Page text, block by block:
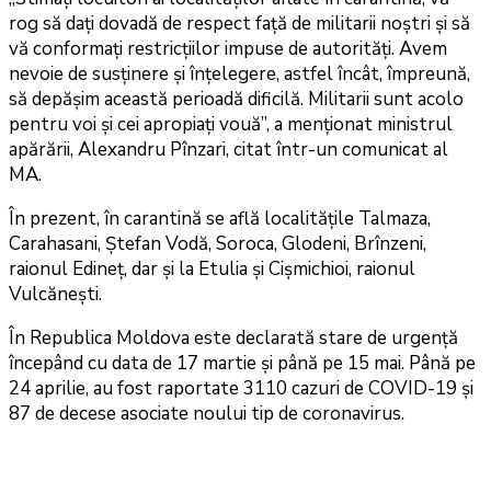
rog să dați dovadă de respect față de militarii noștri și să
vă conformați restricțiilor impuse de autorități. Avem
nevoie de susținere și înțelegere, astfel încât, împreună,
să depășim această perioadă dificilă. Militarii sunt acolo
pentru voi și cei apropiați vouă”, a menționat ministrul
apărării, Alexandru Pînzari, citat într-un comunicat al
MA.
În prezent, în carantină se află localitățile Talmaza,
Carahasani, Ștefan Vodă, Soroca, Glodeni, Brînzeni,
raionul Edineț, dar și la Etulia și Cișmichioi, raionul
Vulcănești.
În Republica Moldova este declarată stare de urgență
începând cu data de 17 martie și până pe 15 mai. Până pe
24 aprilie, au fost raportate 3110 cazuri de COVID-19 și
87 de decese asociate noului tip de coronavirus.